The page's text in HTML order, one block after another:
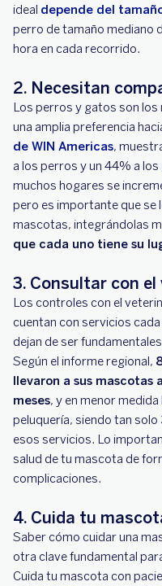
ideal depende del
perro de tamaño mediano
hora en cada recorrido.
2. Necesitan
Los perros y gatos son
una amplia preferencia
de WIN Americas,
a los perros y un 44% a
muchos hogares se
pero es importante que se
mascotas, integrándolas
que cada uno tiene su
3. Consultar con
Los controles con el
cuentan con servicios
dejan de ser
Según el informe regional,
llevaron a sus mascotas
meses, y en menor
peluquería, siendo tan solo
esos servicios. Lo
salud de tu mascota de
complicaciones.
4. Cuida tu
Saber cómo cuidar una
otra clave fundamental
Cuida tu mascota con